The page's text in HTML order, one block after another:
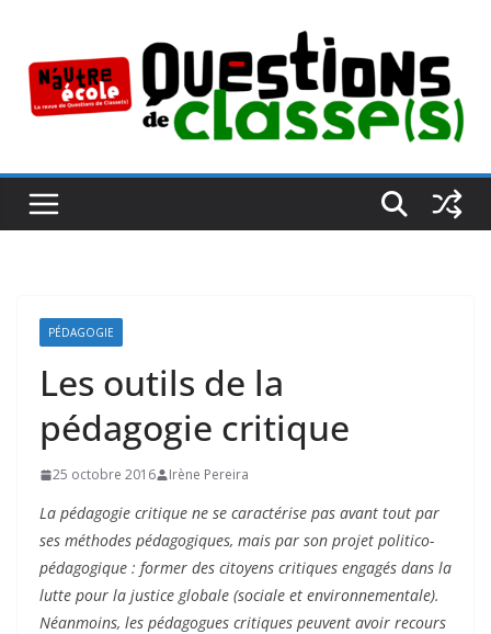
contenu
PÉDAGOGIE
Les outils de la
pédagogie critique
25 octobre 2016 Irène Pereira
La pédagogie critique ne se caractérise pas avant tout par
ses méthodes pédagogiques, mais par son projet politico-
pédagogique : former des citoyens critiques engagés dans la
lutte pour la justice globale (sociale et environnementale).
Néanmoins, les pédagogues critiques peuvent avoir recours